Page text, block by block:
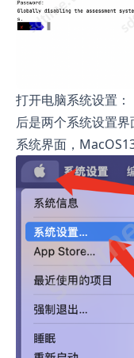
打开电脑系统设置
后是两个系统设置
系统界面，